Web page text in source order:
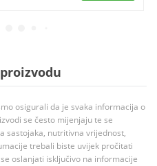
osigurali da je svaka informacija o
se često mijenjaju te se
sastojaka, nutritivna vrijednost,
trebali biste uvijek pročitati
oslanjati isključivo na informacije